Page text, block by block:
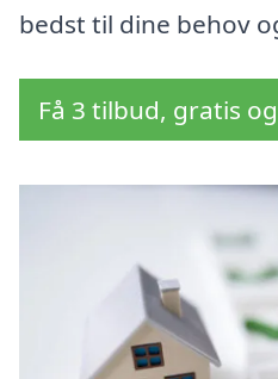
bedst til dine behov
Få 3 tilbud, gratis